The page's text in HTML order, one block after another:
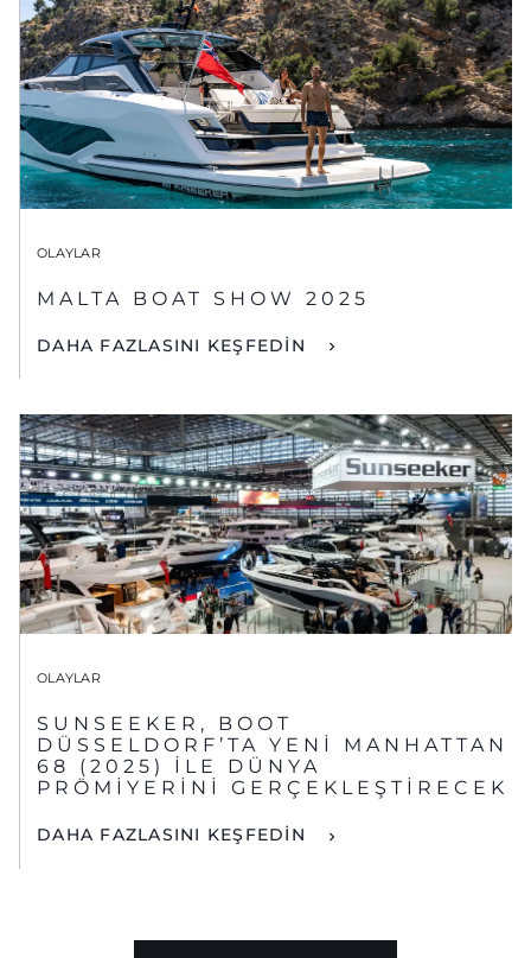
OLAYLAR
MALTA BOAT SHOW 2025
DAHA FAZLASINI KEŞFEDİN
OLAYLAR
SUNSEEKER, BOOT
DÜSSELDORF’TA YENİ MANHATTAN
68 (2025) İLE DÜNYA
PRÖMİYERİNİ GERÇEKLEŞTİRECEK
DAHA FAZLASINI KEŞFEDİN